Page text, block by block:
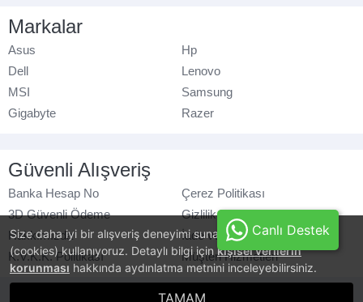
Size daha iyi bir alışveriş deneyimi sunabilmek için, çerezler
(cookies) kullanıyoruz. Detaylı bilgi için kişisel verilerin
korunması hakkında aydınlatma metnini inceleyebilirsiniz.
TAMAM
Markalar
Asus
Hp
Dell
Lenovo
MSI
Samsung
Gigabyte
Razer
Güvenli Alışveriş
Banka Hesap No
Çerez Politikası
3D Güvenli Ödeme
Gizlilik Politikası
Hakkımızda
İade ve Değişim
K.V.K.K. Politikası
Müşteri Hizmetleri
© azaraks.com.tr - Tüm hakları saklıdır.
Canlı Destek